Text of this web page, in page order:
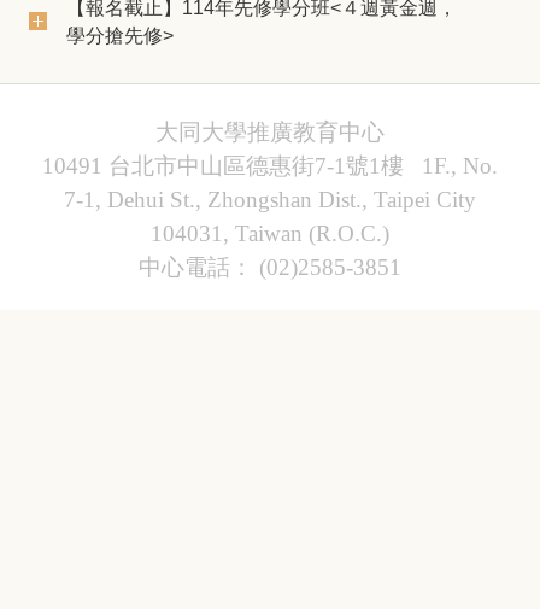
【報名截止】114年先修學分班<４週黃金週，
學分搶先修>
大同大學推廣教育中心
10491 台北市中山區德惠街7-1號1樓 1F., No.
7-1, Dehui St., Zhongshan Dist., Taipei City
104031, Taiwan (R.O.C.)
中心電話： (02)2585-3851